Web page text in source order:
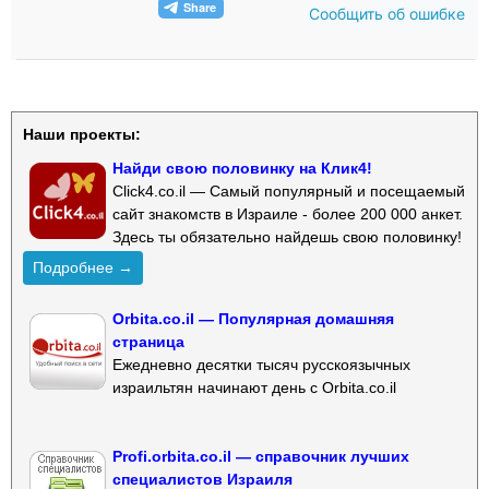
Сообщить об ошибке
Наши проекты:
Найди свою половинку на Клик4!
Click4.co.il — Самый популярный и посещаемый
сайт знакомств в Израиле - более 200 000 анкет.
Здесь ты обязательно найдешь свою половинку!
Подробнее →
Orbita.co.il — Популярная домашняя
страница
Ежедневно десятки тысяч русскоязычных
израильтян начинают день с Orbita.co.il
Profi.orbita.co.il — справочник лучших
специалистов Израиля